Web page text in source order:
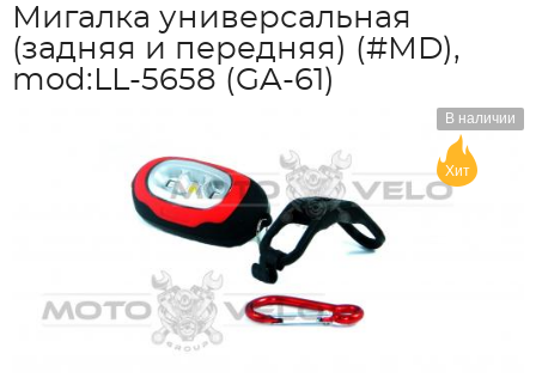
Мигалка универсальная
(задняя и передняя) (#MD),
mod:LL-5658 (GA-61)
В наличии
Хит